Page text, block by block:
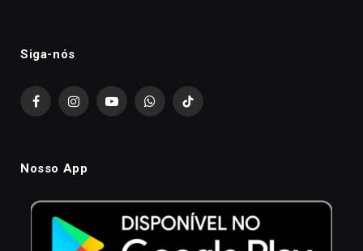
Siga-nós
FacebookInstagramYouTubeWhatsAppTikTok
Nosso App